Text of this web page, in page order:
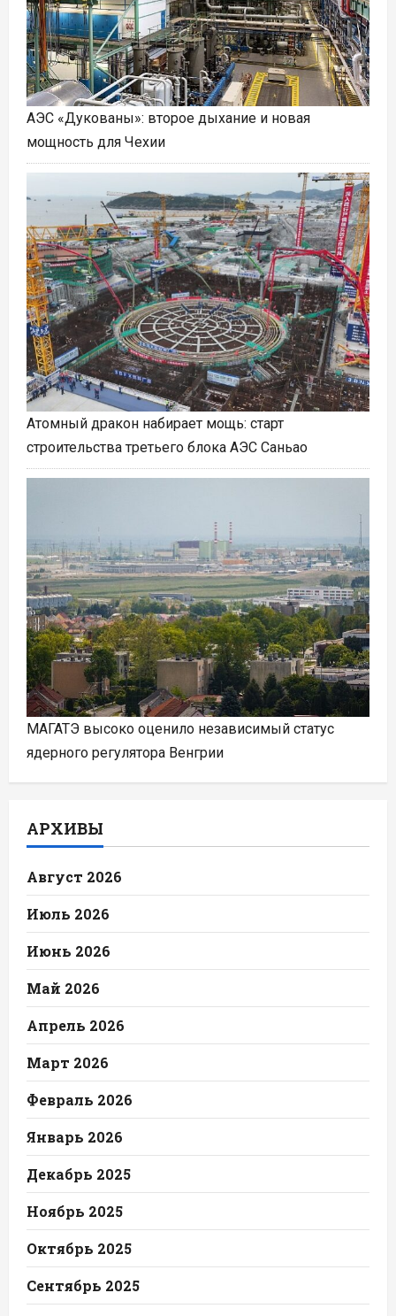
АЭС «Дукованы»: второе дыхание и новая
мощность для Чехии
Атомный дракон набирает мощь: старт
строительства третьего блока АЭС Саньао
МАГАТЭ высоко оценило независимый статус
ядерного регулятора Венгрии
АРХИВЫ
Август 2026
Июль 2026
Июнь 2026
Май 2026
Апрель 2026
Март 2026
Февраль 2026
Январь 2026
Декабрь 2025
Ноябрь 2025
Октябрь 2025
Сентябрь 2025